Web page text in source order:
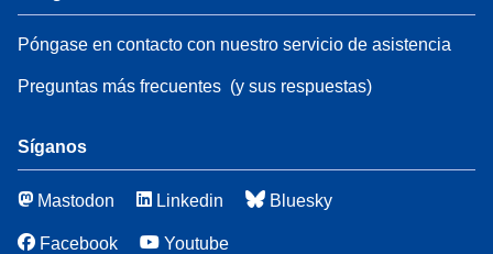
Póngase en contacto con nuestro servicio de asistencia
Preguntas más frecuentes (y sus respuestas)
Síganos
Mastodon Linkedin Bluesky
Facebook Youtube